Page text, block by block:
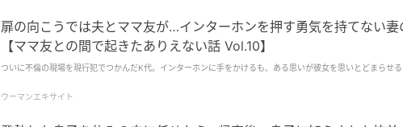
扉の向こうでは夫とママ友が…インターホンを押す勇気を持てない妻
【ママ友との間で起きたありえない話 Vol.10】
ついに不倫の現場を現行犯でつかんだK代。インターホンに手をかけるも、ある思いが彼女を思いとどまらせる
ウーマンエキサイト